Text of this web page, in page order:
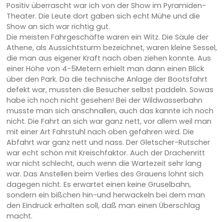
Positiv überrascht war ich von der Show im Pyramiden-
Theater. Die Leute dort gaben sich echt Mühe und die
Show an sich war richtig gut.
Die meisten Fahrgeschäfte waren ein Witz. Die Säule der
Athene, als Aussichtsturm bezeichnet, waren kleine Sessel,
die man aus eigener Kraft nach oben ziehen konnte. Aus
einer Höhe von 4-5Metern erhielt man dann einen Blick
über den Park. Da die technische Anlage der Bootsfahrt
defekt war, mussten die Besucher selbst paddeln. Sowas
habe ich noch nicht gesehen! Bei der Wildwasserbahn
musste man sich anschnallen, auch das kannte ich noch
nicht. Die Fahrt an sich war ganz nett, vor allem weil man
mit einer Art Fahrstuhl nach oben gefahren wird. Die
Abfahrt war ganz nett und nass. Der Gletscher-Rutscher
war echt schön mit Kreischfaktor. Auch der Drachenritt
war nicht schlecht, auch wenn die Wartezeit sehr lang
war. Das Anstellen beim Verlies des Grauens lohnt sich
dagegen nicht. Es erwartet einen keine Gruselbahn,
sondern ein bißchen hin-und herwackeln bei dem man
den Eindruck erhalten soll, daß man einen Überschlag
macht.